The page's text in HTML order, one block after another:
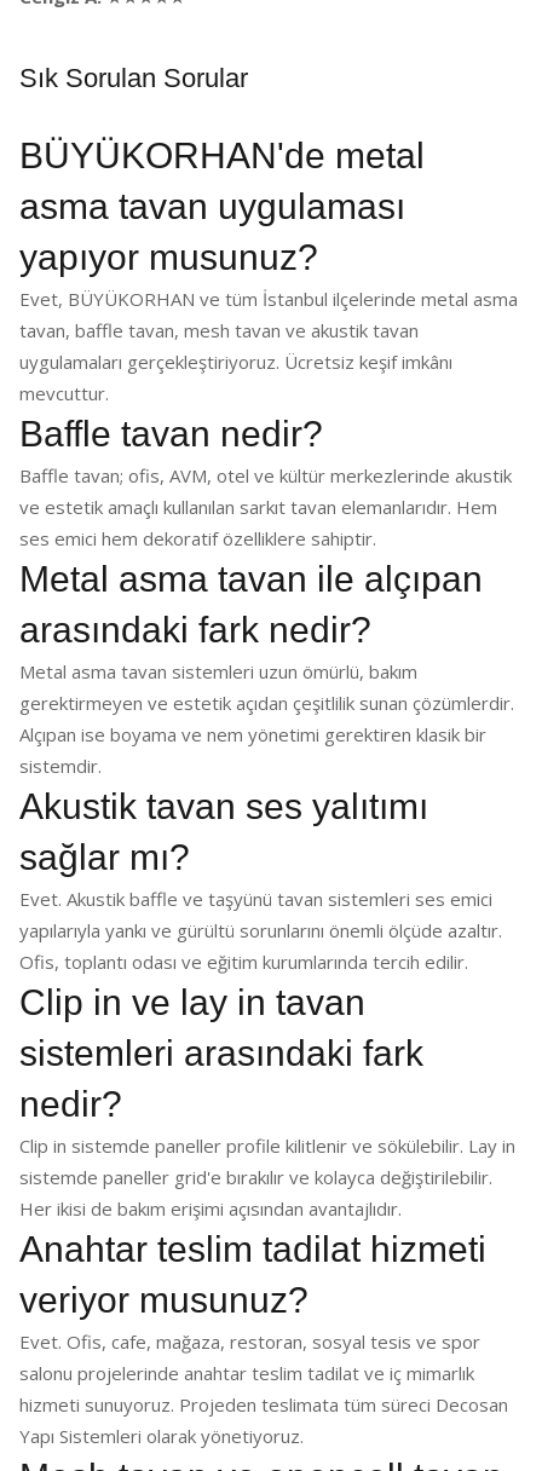
Sık Sorulan Sorular
BÜYÜKORHAN'de metal
asma tavan uygulaması
yapıyor musunuz?
Evet, BÜYÜKORHAN ve tüm İstanbul ilçelerinde metal asma
tavan, baffle tavan, mesh tavan ve akustik tavan
uygulamaları gerçekleştiriyoruz. Ücretsiz keşif imkânı
mevcuttur.
Baffle tavan nedir?
Baffle tavan; ofis, AVM, otel ve kültür merkezlerinde akustik
ve estetik amaçlı kullanılan sarkıt tavan elemanlarıdır. Hem
ses emici hem dekoratif özelliklere sahiptir.
Metal asma tavan ile alçıpan
arasındaki fark nedir?
Metal asma tavan sistemleri uzun ömürlü, bakım
gerektirmeyen ve estetik açıdan çeşitlilik sunan çözümlerdir.
Alçıpan ise boyama ve nem yönetimi gerektiren klasik bir
sistemdir.
Akustik tavan ses yalıtımı
sağlar mı?
Evet. Akustik baffle ve taşyünü tavan sistemleri ses emici
yapılarıyla yankı ve gürültü sorunlarını önemli ölçüde azaltır.
Ofis, toplantı odası ve eğitim kurumlarında tercih edilir.
Clip in ve lay in tavan
sistemleri arasındaki fark
nedir?
Clip in sistemde paneller profile kilitlenir ve sökülebilir. Lay in
sistemde paneller grid'e bırakılır ve kolayca değiştirilebilir.
Her ikisi de bakım erişimi açısından avantajlıdır.
Anahtar teslim tadilat hizmeti
veriyor musunuz?
Evet. Ofis, cafe, mağaza, restoran, sosyal tesis ve spor
salonu projelerinde anahtar teslim tadilat ve iç mimarlık
hizmeti sunuyoruz. Projeden teslimata tüm süreci Decosan
Yapı Sistemleri olarak yönetiyoruz.